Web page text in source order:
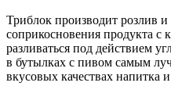
Триблок производит розлив
соприкосновения продукта с
разливаться под действием
в бутылках с пивом самым
вкусовых качествах напитка